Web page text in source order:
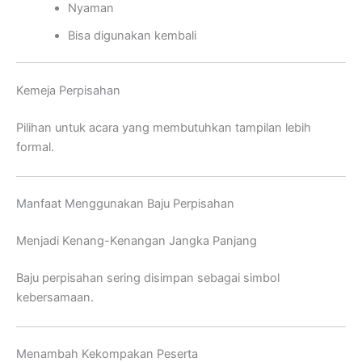
Nyaman
Bisa digunakan kembali
Kemeja Perpisahan
Pilihan untuk acara yang membutuhkan tampilan lebih
formal.
Manfaat Menggunakan Baju Perpisahan
Menjadi Kenang-Kenangan Jangka Panjang
Baju perpisahan sering disimpan sebagai simbol
kebersamaan.
Menambah Kekompakan Peserta